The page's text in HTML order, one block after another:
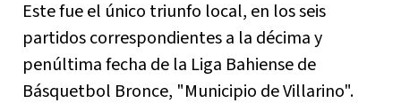
Este fue el único triunfo local, en los seis
partidos correspondientes a la décima y
penúltima fecha de la Liga Bahiense de
Básquetbol Bronce, "Municipio de Villarino".